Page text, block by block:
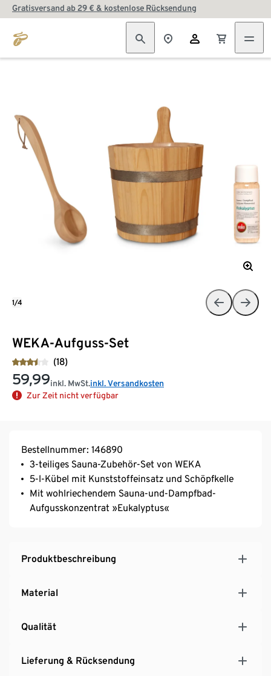
Gratisversand ab 29 € & kostenlose Rücksendung
WEKA-Aufguss-Set
(18)
59,99inkl. MwSt.inkl. Versandkosten
Zur Zeit nicht verfügbar
1/4
Bestellnummer: 146890
3-teiliges Sauna-Zubehör-Set von WEKA
5-l-Kübel mit Kunststoffeinsatz und Schöpfkelle
Mit wohlriechendem Sauna-und-Dampfbad-
Aufgusskonzentrat »Eukalyptus«
Produktbeschreibung
Material
Qualität
Lieferung & Rücksendung